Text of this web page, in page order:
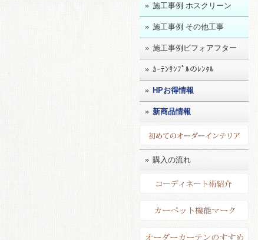
施工事例 ホスクリーン
施工事例 その他工事
施工事例ビフォアフター
ｶｰﾃﾝｻﾝﾌﾟﾙのﾚﾝﾀﾙ
HPお得情報
新商品情報
購入の流れ